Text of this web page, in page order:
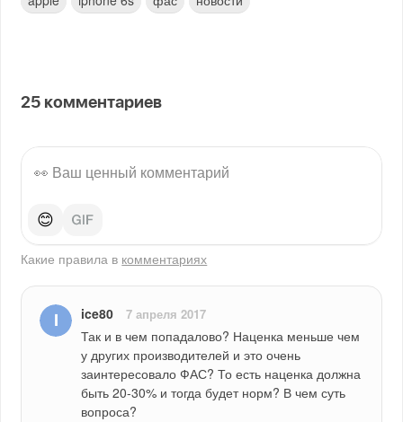
25 комментариев
😊
Какие правила в комментариях
ice80 7 апреля 2017
Так и в чем попадалово? Наценка меньше чем
у других производителей и это очень
заинтересовало ФАС? То есть наценка должна
быть 20-30% и тогда будет норм? В чем суть
вопроса?